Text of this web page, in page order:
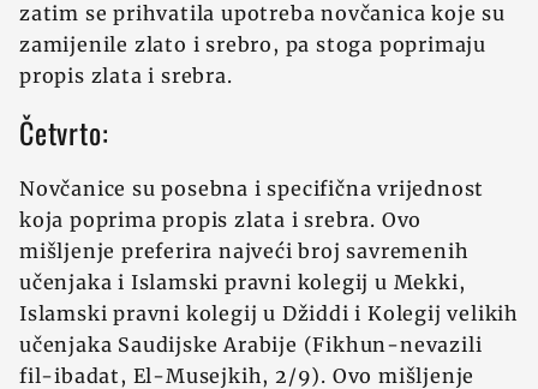
zatim se prihvatila upotreba novčanica koje su
zamijenile zlato i srebro, pa stoga poprimaju
propis zlata i srebra.
Četvrto:
Novčanice su posebna i specifična vrijednost
koja poprima propis zlata i srebra. Ovo
mišljenje preferira najveći broj savremenih
učenjaka i Islamski pravni kolegij u Mekki,
Islamski pravni kolegij u D‍židdi i Kolegij velikih
učenjaka Saudijske Arabije (Fikhun-nevazili
fil-ibadat, El-Musejkih, 2/9). Ovo mišljenje